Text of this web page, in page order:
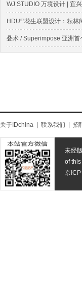
WJ STUDIO 万境设计 | 宜
HDU²³花生联盟设计：耘
叠术 / Superimpose 亚洲⾸
关于IDchina 联系我们 招
未经
of
京